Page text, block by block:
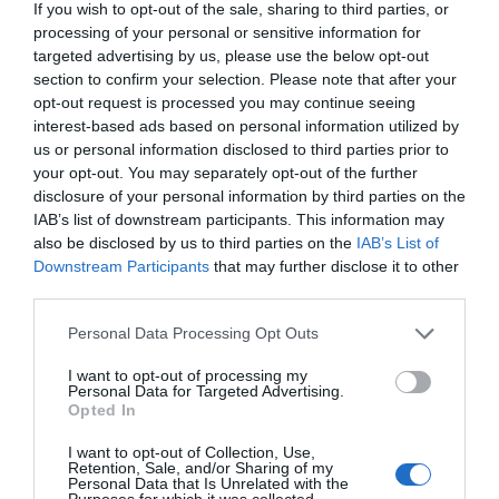
If you wish to opt-out of the sale, sharing to third parties, or
processing of your personal or sensitive information for
targeted advertising by us, please use the below opt-out
section to confirm your selection. Please note that after your
opt-out request is processed you may continue seeing
interest-based ads based on personal information utilized by
us or personal information disclosed to third parties prior to
your opt-out. You may separately opt-out of the further
disclosure of your personal information by third parties on the
IAB’s list of downstream participants. This information may
also be disclosed by us to third parties on the IAB’s List of
Downstream Participants that may further disclose it to other
Personal Data Processing Opt Outs
I want to opt-out of processing my
Personal Data for Targeted Advertising.
Opted In
I want to opt-out of Collection, Use,
Retention, Sale, and/or Sharing of my
Personal Data that Is Unrelated with the
Κασκαβέλη & κ. Σωτήρη Τσεκούρα από το
εστιατόρια «Ελιά» στην παλιά πόλη, για την
δωρεάν διάθεση γευμάτων, τον κ. Ευάγγελο
Σουρασή από την εταιρεία «Holiday Autos» για την
διάθεση αυτοκινήτου για τις μετακινήσεις τους,
τον κ. Γιώργο Ριτσιάρδη από την εταιρεία Archon
Yachting.
επιτυχή ολοκλήρωση της δράσης, αποδεικνύοντας
ότι η συνεργασία όλων των τοπικών δυνάμεων
αποτελεί βασική προϋπόθεση για την
αποτελεσματική προβολή και την ενίσχυση του